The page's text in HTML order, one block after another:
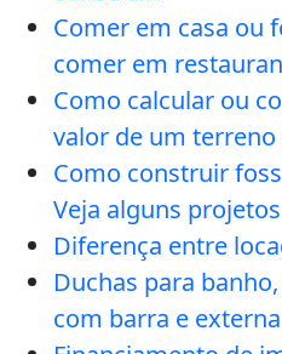
Comer em casa ou
comer em
Como calcular ou
valor de um terreno
Como construir
Veja alguns projetos
Diferença entre
Duchas para
com barra e externa